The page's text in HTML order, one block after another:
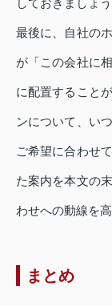
しておきましょう
最後に、自社の
が「この会社に
に配置すること
ンについて、い
ご希望に合わせ
た案内を本文の
わせへの動線を
まとめ